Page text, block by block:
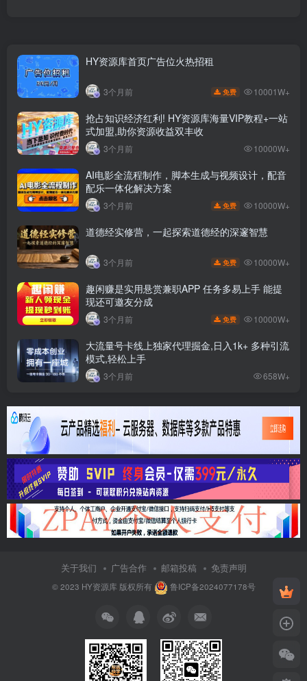
HY资源库首页广告位火热招租
3个月前 免费 10001W+
抢占知识经济红利! HY资源库海量VIP教程+一站
式加盟,助你资源收益双丰收
3个月前 10000W+
AI电影全流程制作，脚本生成与视频设计，配音
配乐一体化解决方案
3个月前 免费 10000W+
道德经实修营，一起探索道德经的深邃智慧
3个月前 免费 10000W+
趣闲赚是实用悬赏兼职APP 任务多易上手 能提
现还可邀友分成
3个月前 免费 10000W+
大流量号卡线上独家代理掘金,日入1k+ 多种引流
模式,轻松上手
3个月前 658W+
关于我们 广告合作 邮箱投稿 免责声明
© 2023 HY资源库版权所有 鲁ICP备2024077178号